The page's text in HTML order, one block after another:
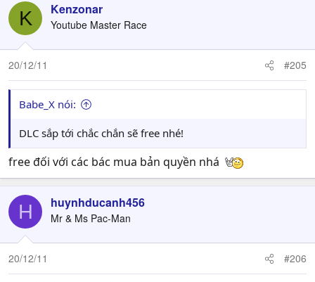
K Kenzonar
Youtube Master Race
20/12/11 #205
Babe_X nói:
DLC sắp tới chắc chắn sẽ free nhé!
free đối với các bác mua bản quyền nhá
H huynhducanh456
Mr & Ms Pac-Man
20/12/11 #206